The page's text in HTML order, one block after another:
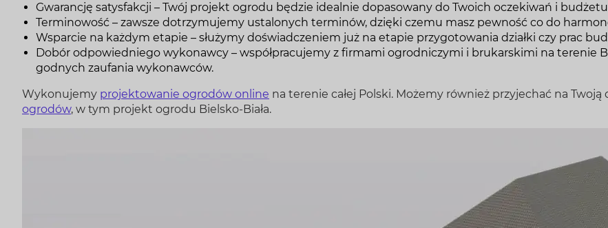
Gwarancję satysfakcji – Twój projekt ogrodu będzie idealnie dopasowany do Twoich oczekiwań i
Terminowość – zawsze dotrzymujemy ustalonych terminów, dzięki czemu masz pewność co do
Wsparcie na każdym etapie – służymy doświadczeniem już na etapie przygotowania działki czy prac
Dobór odpowiedniego wykonawcy – współpracujemy z firmami ogrodniczymi i brukarskimi na terenie
godnych zaufania wykonawców.
Wykonujemy projektowanie ogrodów online na terenie całej Polski. Możemy również przyjechać na
ogrodów, w tym projekt ogrodu Bielsko-Biała.